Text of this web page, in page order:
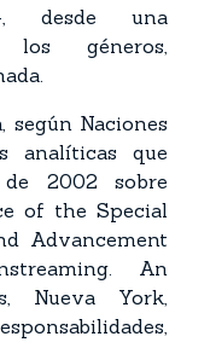
desde una
géneros,
según Naciones
analíticas que
2002 sobre
of the Special
Advancement
An
Nueva York,